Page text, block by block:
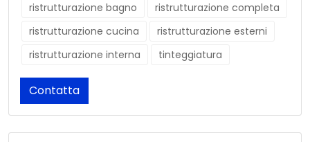
ristrutturazione bagno
ristrutturazione completa
ristrutturazione cucina
ristrutturazione esterni
ristrutturazione interna
tinteggiatura
Contatta